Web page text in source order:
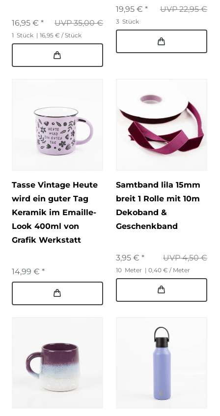
UVP 35,00 €
16,95 € *
1 Stück | 16,95 € / Stück
UVP 22,95 €
19,95 € *
3 Stück
Tasse Vintage Heute
wird ein guter Tag
Keramik im Emaille-
Look 400ml von
Grafik Werkstatt
14,99 € *
Samtband lila 15mm
breit 1 Rolle mit 10m
Dekoband &
Geschenkband
UVP 4,50 €
3,95 € *
10 Meter | 0,40 € / Meter